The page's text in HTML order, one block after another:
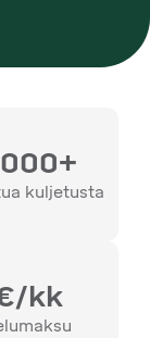
kuljetusta
kk